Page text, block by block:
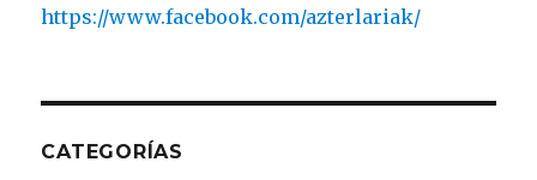
https://www.facebook.com/azterlariak/
CATEGORÍAS